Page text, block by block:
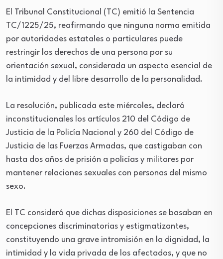
El Tribunal Constitucional (TC) emitió la Sentencia
TC/1225/25, reafirmando que ninguna norma emitida
por autoridades estatales o particulares puede
restringir los derechos de una persona por su
orientación sexual, considerada un aspecto esencial de
la intimidad y del libre desarrollo de la personalidad.
La resolución, publicada este miércoles, declaró
inconstitucionales los artículos 210 del Código de
Justicia de la Policía Nacional y 260 del Código de
Justicia de las Fuerzas Armadas, que castigaban con
hasta dos años de prisión a policías y militares por
mantener relaciones sexuales con personas del mismo
sexo.
El TC consideró que dichas disposiciones se basaban en
concepciones discriminatorias y estigmatizantes,
constituyendo una grave intromisión en la dignidad, la
intimidad y la vida privada de los afectados, y que no